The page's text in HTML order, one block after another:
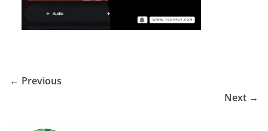
← Previous
Next →